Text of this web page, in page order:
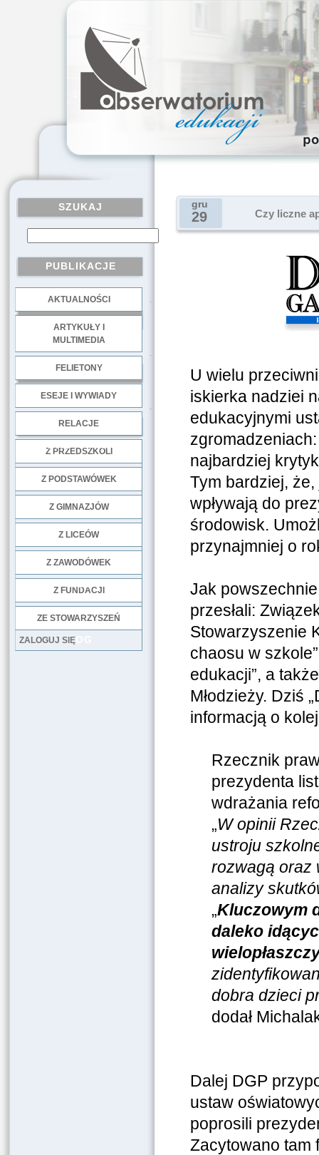
SZUKAJ
PUBLIKACJE
AKTUALNOŚCI
ARTYKUŁY I
MULTIMEDIA
FELIETONY
ESEJE I WYWIADY
RELACJE
Z PRZEDSZKOLI
Z PODSTAWÓWEK
Z GIMNAZJÓW
Z LICEÓW
Z ZAWODÓWEK
Z FUNDACJI
ZE STOWARZYSZEŃ
LOG
ZALOGUJ SIĘ
gru
29 Czy liczne
U wielu
iskierka nadziei
edukacyjnymi
najbardziej
Tym bardziej,
wpływają do
środowisk.
przynajmniej o
Jak
przesłali:
Stowarzyszenie
chaosu w
edukacji”, a
Młodzieży. Dziś
informacją o
Rzecznik
prezydenta
wdrażania
„W opinii
ustroju
rozwagą oraz
analizy
„Kluczowym
daleko
dobra dzieci
dodał
Dalej DGP
ustaw
poprosili
Zacytowano tam